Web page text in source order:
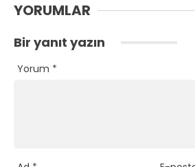
YORUMLAR
Bir yanıt yazın
Yorum *